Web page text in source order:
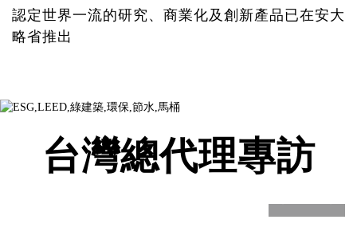
認定世界一流的研究、商業化及創新產品已在安大
略省推出
台灣總代理專訪